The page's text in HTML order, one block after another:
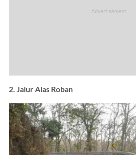
2. Jalur Alas Roban